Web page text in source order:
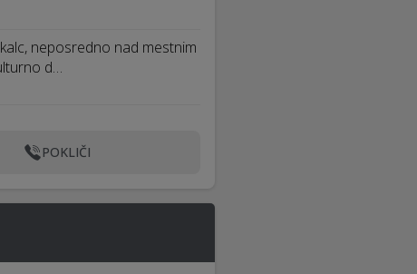
neposredno nad mestnim
d…
POKLIČI